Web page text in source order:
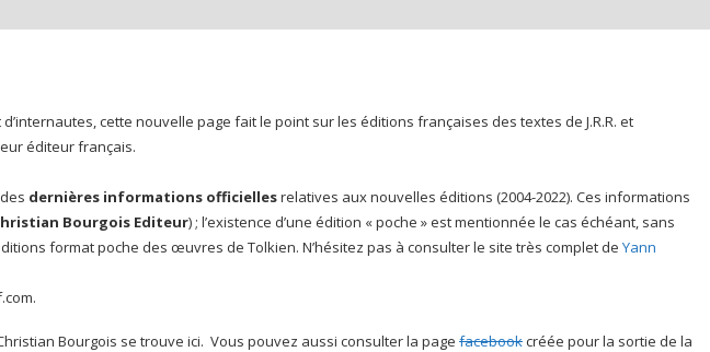
cette nouvelle page fait le point sur les éditions françaises des textes de J.R.R. et
éditeur français.
dernières informations officiellesrelatives aux nouvelles éditions (2004-2022). Ces informations
Bourgois Editeur) ; l’existence d’une édition « poche » est mentionnée le cas échéant, sans
format poche des œuvres de Tolkien. N’hésitez pas à consulter le site très complet de Yann
Bourgois se trouve ici. Vous pouvez aussi consulter la page facebookcréée pour la sortie de la